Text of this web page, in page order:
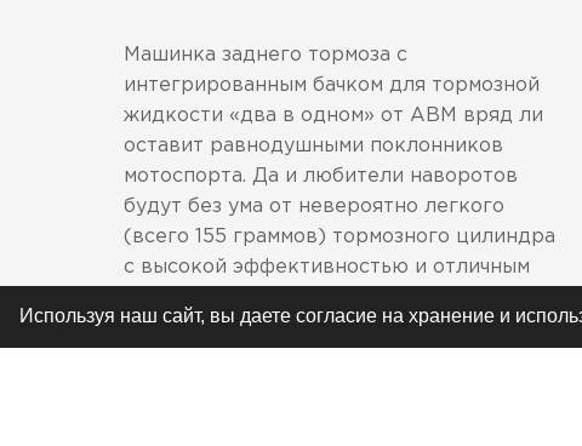
Используя наш сайт, вы даете согласие на хранение и
Машинка заднего тормоза с
интегрированным бачком для тормозной
жидкости «два в одном» от АВМ вряд ли
оставит равнодушными поклонников
мотоспорта. Да и любители наворотов
будут без ума от невероятно легкого
(всего 155 граммов) тормозного цилиндра
с высокой эффективностью и отличным
бачок упирается в маятник, есть версия